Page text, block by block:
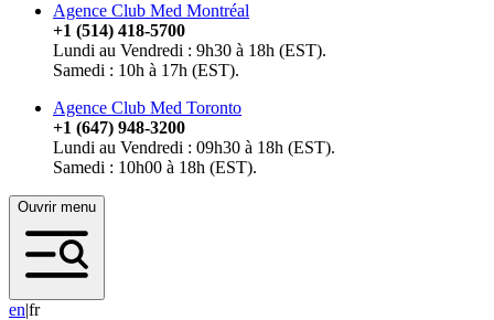
Agence Club Med Montréal
+1 (514) 418-5700
Lundi au Vendredi : 9h30 à 18h (EST).
Samedi : 10h à 17h (EST).
Agence Club Med Toronto
+1 (647) 948-3200
Lundi au Vendredi : 09h30 à 18h (EST).
Samedi : 10h00 à 18h (EST).
Ouvrir menu
en|fr